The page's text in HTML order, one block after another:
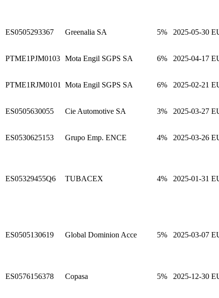
ES0505293367 Greenalia SA 5% 2025-05-30
PTME1PJM0103 Mota Engil SGPS SA 6% 2025-04-17
PTME1RJM0101 Mota Engil SGPS SA 6% 2025-02-21
ES0505630055 Cie Automotive SA 3% 2025-03-27
ES0530625153 Grupo Emp. ENCE 4% 2025-03-26
ES05329455Q6 TUBACEX 4% 2025-01-31
ES0505130619 Global Dominion Acce 5% 2025-03-07
ES0576156378 Copasa 5% 2025-12-30